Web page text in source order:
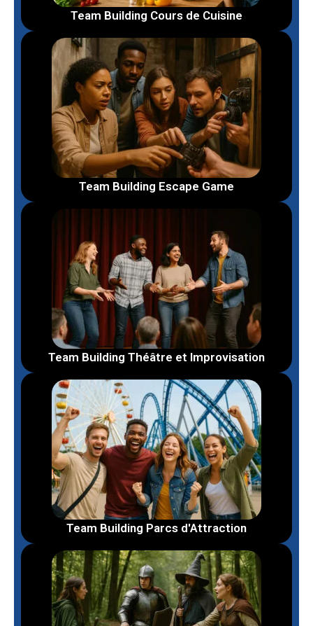
Team Building Cours de Cuisine
Team Building Escape Game
Team Building Théâtre et Improvisation
Team Building Parcs d'Attraction